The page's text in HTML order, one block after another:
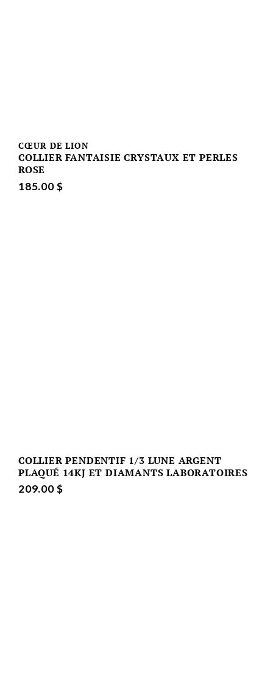
CŒUR DE LION
COLLIER FANTAISIE CRYSTAUX ET PERLES
ROSE
185.00 $
COLLIER PENDENTIF 1/3 LUNE ARGENT
PLAQUÉ 14KJ ET DIAMANTS LABORATOIRES
209.00 $